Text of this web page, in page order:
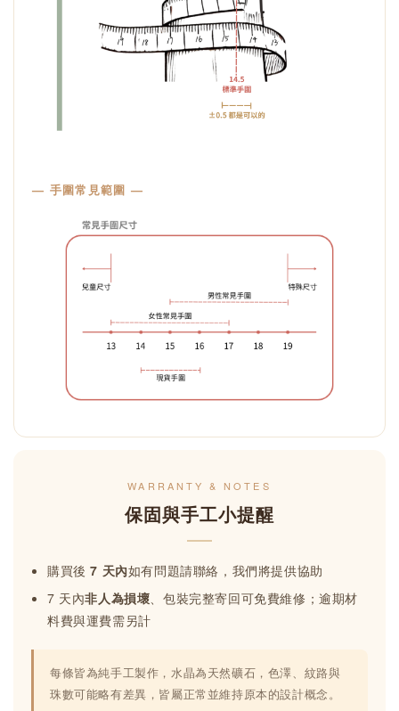
— 手圍常見範圍 —
WARRANTY & NOTES
保固與手工小提醒
購買後7 天內如有問題請聯絡，我們將提供協助
7 天內非人為損壞、包裝完整寄回可免費維修；逾期材
料費與運費需另計
每條皆為純手工製作，水晶為天然礦石，色澤、紋路與
珠數可能略有差異，皆屬正常並維持原本的設計概念。